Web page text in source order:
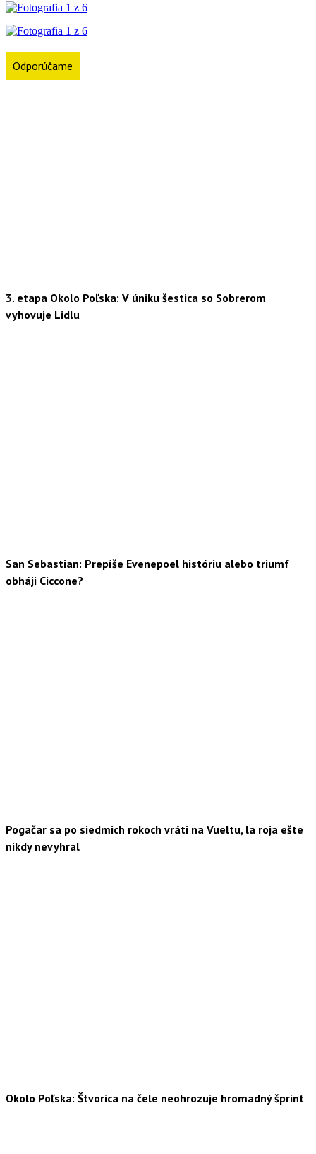
Odporúčame
3. etapa Okolo Poľska: V úniku šestica so Sobrerom
vyhovuje Lidlu
San Sebastian: Prepíše Evenepoel históriu alebo triumf
obháji Ciccone?
Pogačar sa po siedmich rokoch vráti na Vueltu, la roja ešte
nikdy nevyhral
Okolo Poľska: Štvorica na čele neohrozuje hromadný šprint